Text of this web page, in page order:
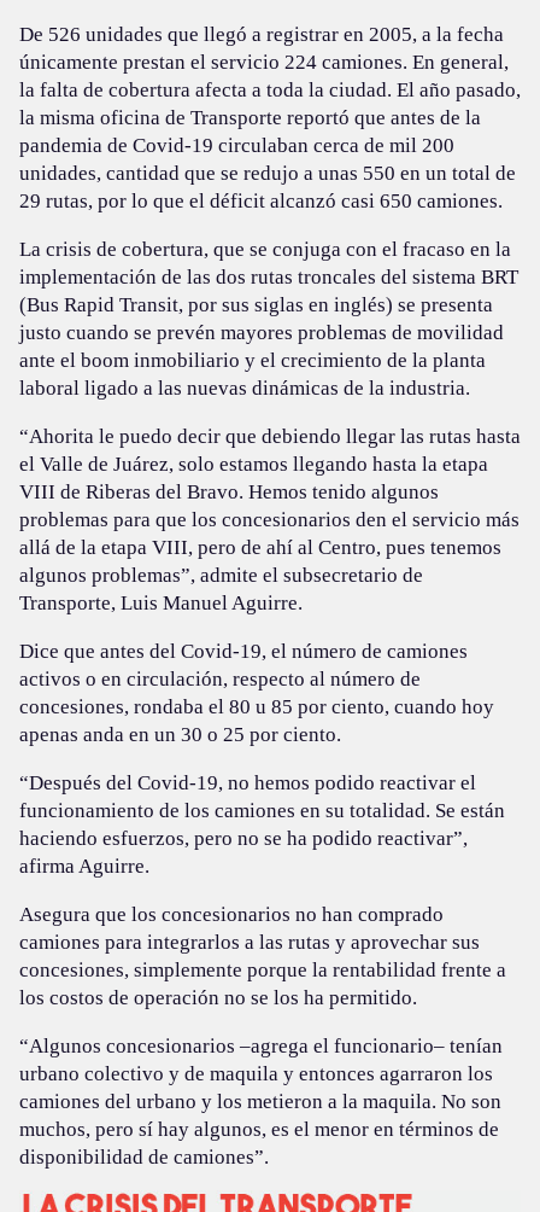
De 526 unidades que llegó a registrar en 2005, a la fecha
únicamente prestan el servicio 224 camiones. En general,
la falta de cobertura afecta a toda la ciudad. El año pasado,
la misma oficina de Transporte reportó que antes de la
pandemia de Covid-19 circulaban cerca de mil 200
unidades, cantidad que se redujo a unas 550 en un total de
29 rutas, por lo que el déficit alcanzó casi 650 camiones.
La crisis de cobertura, que se conjuga con el fracaso en la
implementación de las dos rutas troncales del sistema BRT
(Bus Rapid Transit, por sus siglas en inglés) se presenta
justo cuando se prevén mayores problemas de movilidad
ante el boom inmobiliario y el crecimiento de la planta
laboral ligado a las nuevas dinámicas de la industria.
“Ahorita le puedo decir que debiendo llegar las rutas hasta
el Valle de Juárez, solo estamos llegando hasta la etapa
VIII de Riberas del Bravo. Hemos tenido algunos
problemas para que los concesionarios den el servicio más
allá de la etapa VIII, pero de ahí al Centro, pues tenemos
algunos problemas”, admite el subsecretario de
Transporte, Luis Manuel Aguirre.
Dice que antes del Covid-19, el número de camiones
activos o en circulación, respecto al número de
concesiones, rondaba el 80 u 85 por ciento, cuando hoy
apenas anda en un 30 o 25 por ciento.
“Después del Covid-19, no hemos podido reactivar el
funcionamiento de los camiones en su totalidad. Se están
haciendo esfuerzos, pero no se ha podido reactivar”,
afirma Aguirre.
Asegura que los concesionarios no han comprado
camiones para integrarlos a las rutas y aprovechar sus
concesiones, simplemente porque la rentabilidad frente a
los costos de operación no se los ha permitido.
“Algunos concesionarios –agrega el funcionario– tenían
urbano colectivo y de maquila y entonces agarraron los
camiones del urbano y los metieron a la maquila. No son
muchos, pero sí hay algunos, es el menor en términos de
disponibilidad de camiones”.